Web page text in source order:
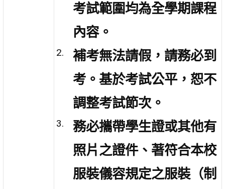
考試範圍均為全學期課程
內容。
補考無法請假，請務必到
考。基於考試公平，恕不
調整考試節次。
務必攜帶學生證或其他有
照片之證件、著符合本校
服裝儀容規定之服裝（制